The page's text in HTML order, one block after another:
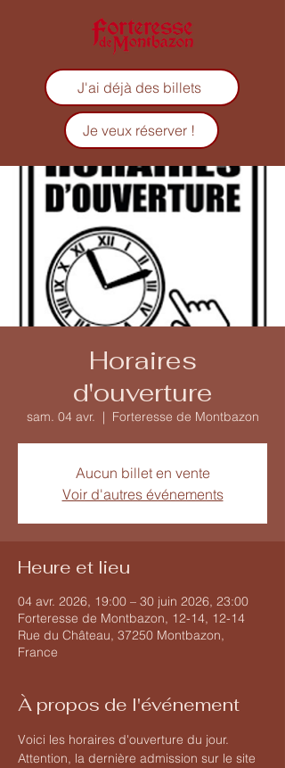
J'ai déjà des billets
Je veux réserver !
Horaires
d'ouverture
sam. 04 avr.
  |
Forteresse de Montbazon
Aucun billet en vente
Voir d'autres événements
Heure et lieu
04 avr. 2026, 19:00 – 30 juin 2026, 23:00
Forteresse de Montbazon, 12-14, 12-14
Rue du Château, 37250 Montbazon,
France
À propos de l'événement
Voici les horaires d'ouverture du jour.
Attention, la dernière admission sur le site